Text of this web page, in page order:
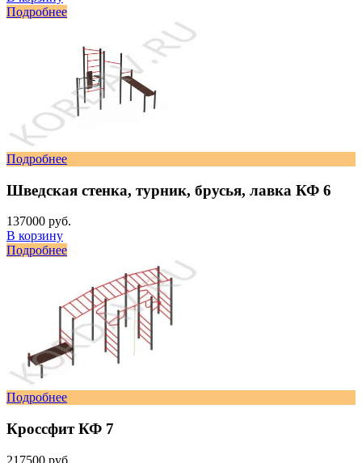
Подробнее
Подробнее
Шведская стенка, турник, брусья, лавка КФ 6
137000 руб.
В корзину
Подробнее
Подробнее
Кроссфит КФ 7
217500 руб.